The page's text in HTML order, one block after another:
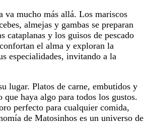
va mucho más allá. Los mariscos
almejas y gambas se preparan
cataplanas y los guisos de pescado
el alma y exploran la
especialidades, invitando a la
lugar. Platos de carne, embutidos y
haya algo para todos los gustos.
perfecto para cualquier comida,
de Matosinhos es un universo de